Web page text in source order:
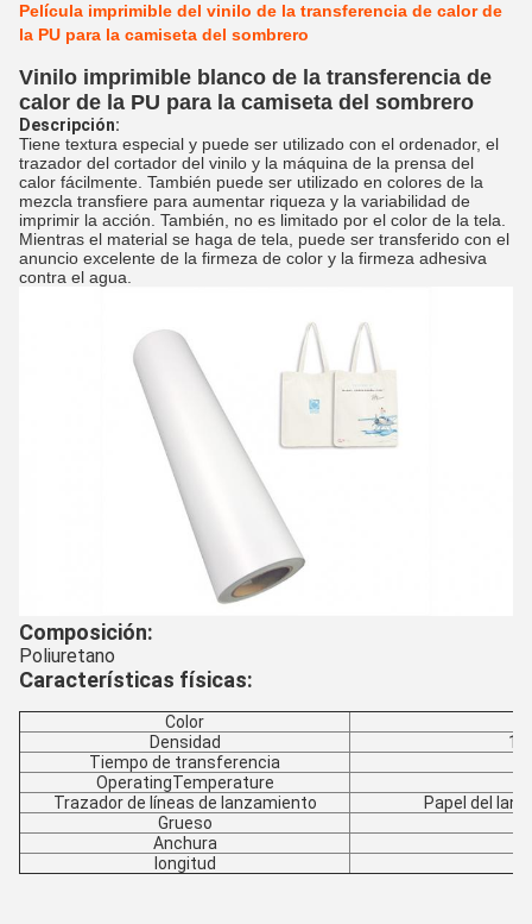
Película imprimible del vinilo de la transferencia de calor de
la PU para la camiseta del sombrero
Vinilo imprimible blanco de la transferencia de
calor de la PU para la camiseta del sombrero
Descripción:
Tiene textura especial y puede ser utilizado con el ordenador, el
trazador del cortador del vinilo y la máquina de la prensa del
calor fácilmente. También puede ser utilizado en colores de la
mezcla transfiere para aumentar riqueza y la variabilidad de
imprimir la acción. También, no es limitado por el color de la tela.
Mientras el material se haga de tela, puede ser transferido con el
anuncio excelente de la firmeza de color y la firmeza adhesiva
contra el agua.
Composición:
Poliuretano
Características físicas:
Color
Densidad
Tiempo de transferencia
OperatingTemperature
Trazador de líneas de lanzamiento
Papel del
Grueso
Anchura
longitud